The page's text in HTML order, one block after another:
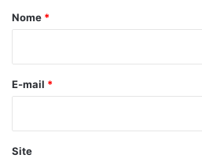
r
*
Nome *
E-mail *
Site